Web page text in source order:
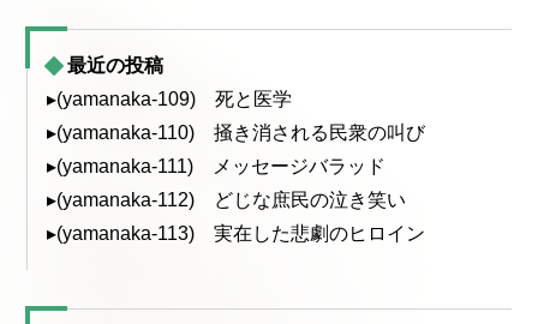
最近の投稿
▸(yamanaka-109) 死と医学
▸(yamanaka-110) 掻き消される民衆の叫び
▸(yamanaka-111) メッセージバラッド
▸(yamanaka-112) どじな庶民の泣き笑い
▸(yamanaka-113) 実在した悲劇のヒロイン